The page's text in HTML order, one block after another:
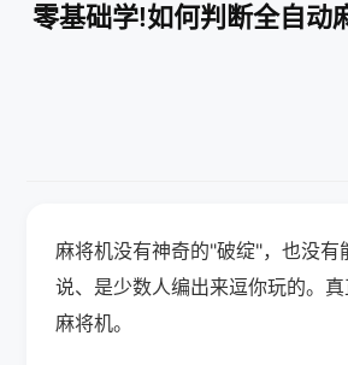
零基础学!如何判断全自动
麻将机没有神奇的"破绽"，也没
说、是少数人编出来逗你玩的。
麻将机。